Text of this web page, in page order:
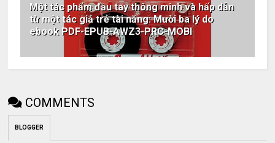
Một tác phẩm đầu tay thông minh và hấp dẫn
từ một tác giả trẻ tài năng: Mười ba lý do
ebook PDF-EPUB-AWZ3-PRC-MOBI
COMMENTS
BLOGGER